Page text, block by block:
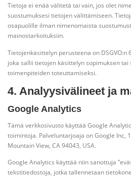
Tietoja ei enää välitetä tai vain, jos olet
suostumuksesi tietojen välittämiseen.
osapuolille ilman nimenomaista
mainostarkoituksiin.
Tietojenkäsittelyn perusteena on DSGVO:n
joka sallii tietojen käsittelyn sopimuksen
toimenpiteiden toteuttamiseksi.
4. Analyysivälineet ja
Google Analytics
Tämä verkkosivusto käyttää Google
toimintoja. Palveluntarjoaja on Google Inc,
Mountain View, CA 94043, USA.
Google Analytics käyttää niin sanottuja
tekstitiedostoja, jotka tallennetaan